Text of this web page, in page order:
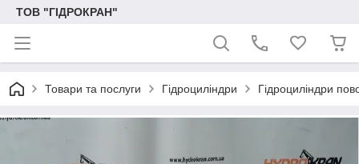
ТОВ "ГІДРОКРАН"
Товари та послуги Гідроциліндри Гідроциліндри